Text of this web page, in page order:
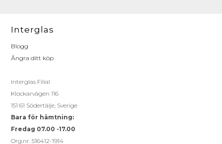
Interglas
Blogg
Ångra ditt köp
Interglas Filial
Klockarvägen 116
151 61 Södertälje, Sverige
Bara för hämtning:
Fredag 07.00 -17.00
Org.nr. 516412-1914